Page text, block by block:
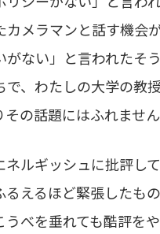
メラマンと話す機会
ない」と言われたそう
、わたしの大学の教
の話題にはふれません
ルギッシュに批評し
えるほど緊張したも
べを垂れても酷評を